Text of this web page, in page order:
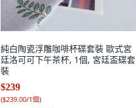
純白陶瓷浮雕咖啡杯碟套裝 歐式宮
廷洛可可下午茶杯, 1個, 宮廷盃碟套
裝
$239
($239.00/1個)